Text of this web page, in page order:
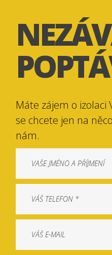
Máte zájem o izolaci
se chcete jen na
nám.